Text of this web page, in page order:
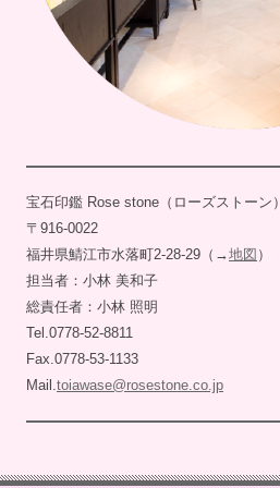
宝石印鑑 Rose stone（ローズストーン）
〒916-0022
福井県鯖江市水落町2-28-29（→地図 ）
担当者：小林 美和子
総責任者：小林 照明
Tel.0778-52-8811
Fax.0778-53-1133
Mail. toiawase@rosestone.co.jp